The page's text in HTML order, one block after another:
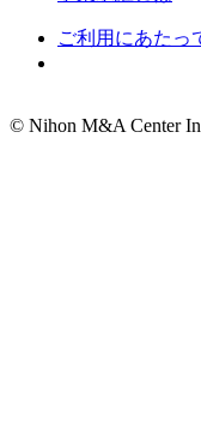
ご利用にあたっ
© Nihon M&A Center